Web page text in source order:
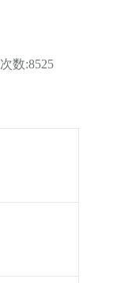
数:8525